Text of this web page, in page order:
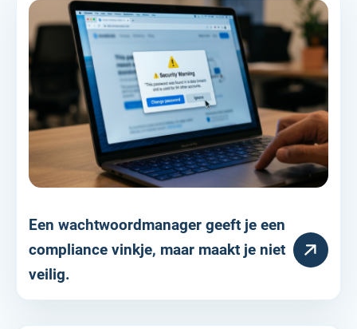
HULPARTIKEL
Een wachtwoordmanager geeft je een
compliance vinkje, maar maakt je niet
veilig.